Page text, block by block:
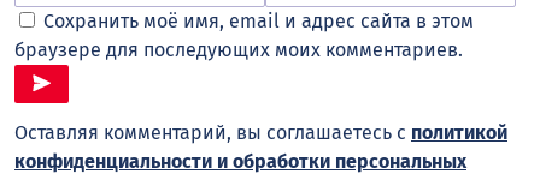
Сохранить моё имя, email и адрес сайта в этом
браузере для последующих моих комментариев.
Оставляя комментарий, вы соглашаетесь с политикой
конфиденциальности и обработки персональных